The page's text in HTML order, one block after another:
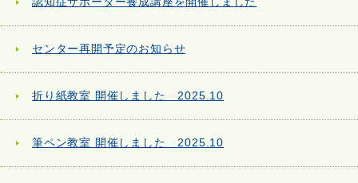
センター再開予定のお知らせ
折り紙教室 開催しました 2025.10
筆ペン教室 開催しました 2025.10